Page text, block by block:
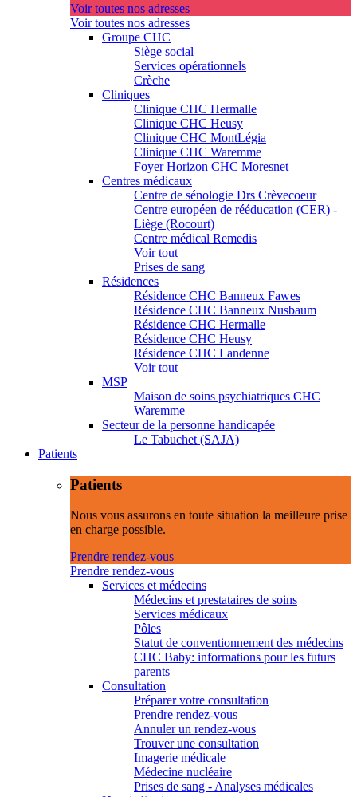
Voir toutes nos adresses
Voir toutes nos adresses
Groupe CHC
Siège social
Services opérationnels
Crèche
Cliniques
Clinique CHC Hermalle
Clinique CHC Heusy
Clinique CHC MontLégia
Clinique CHC Waremme
Foyer Horizon CHC Moresnet
Centres médicaux
Centre de sénologie Drs Crèvecoeur
Centre européen de rééducation (CER) -
Liège (Rocourt)
Centre médical Remedis
Voir tout
Prises de sang
Résidences
Résidence CHC Banneux Fawes
Résidence CHC Banneux Nusbaum
Résidence CHC Hermalle
Résidence CHC Heusy
Résidence CHC Landenne
Voir tout
MSP
Maison de soins psychiatriques CHC
Waremme
Secteur de la personne handicapée
Le Tabuchet (SAJA)
Patients
Patients
Nous vous assurons en toute situation la meilleure prise
en charge possible.
Prendre rendez-vous
Prendre rendez-vous
Services et médecins
Médecins et prestataires de soins
Services médicaux
Pôles
Statut de conventionnement des médecins
CHC Baby: informations pour les futurs
parents
Consultation
Préparer votre consultation
Prendre rendez-vous
Annuler un rendez-vous
Trouver une consultation
Imagerie médicale
Médecine nucléaire
Prises de sang - Analyses médicales